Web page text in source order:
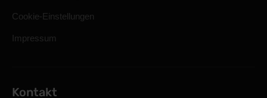
Cookie-Einstellungen
Impressum
Kontakt